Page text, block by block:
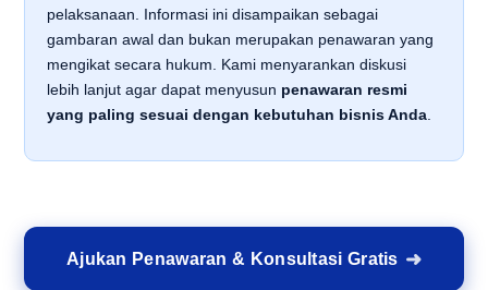
pelaksanaan. Informasi ini disampaikan sebagai
gambaran awal dan bukan merupakan penawaran yang
mengikat secara hukum. Kami menyarankan diskusi
lebih lanjut agar dapat menyusun penawaran resmi
yang paling sesuai dengan kebutuhan bisnis Anda.
Ajukan Penawaran & Konsultasi Gratis